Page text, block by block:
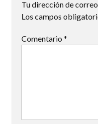
Tu dirección de
Los campos
Comentario *